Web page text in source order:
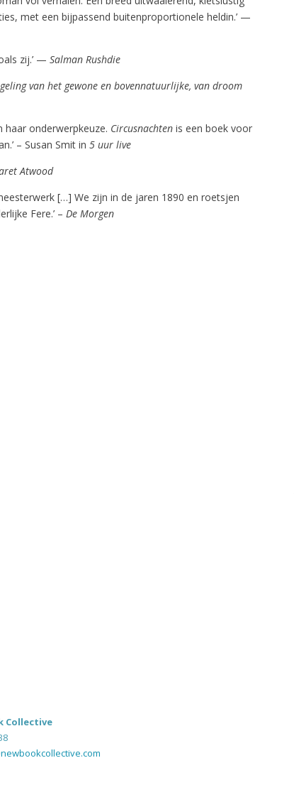
met een bijpassend buitenproportionele heldin.’ —
zij.’ — Salman Rushdie
van het gewone en bovennatuurlijke, van droom
haar onderwerpkeuze. Circusnachtenis een boek voor
– Susan Smit in 5 uur live
Atwood
[…] We zijn in de jaren 1890 en roetsjen
Fere.’ – De Morgen
Collective